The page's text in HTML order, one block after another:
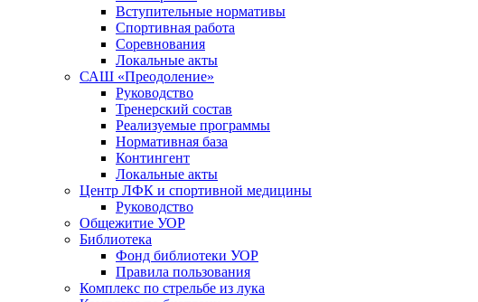
Вступительные нормативы
Спортивная работа
Соревнования
Локальные акты
САШ «Преодоление»
Руководство
Тренерский состав
Реализуемые программы
Нормативная база
Контингент
Локальные акты
Центр ЛФК и спортивной медицины
Руководство
Общежитие УОР
Библиотека
Фонд библиотеки УОР
Правила пользования
Комплекс по стрельбе из лука